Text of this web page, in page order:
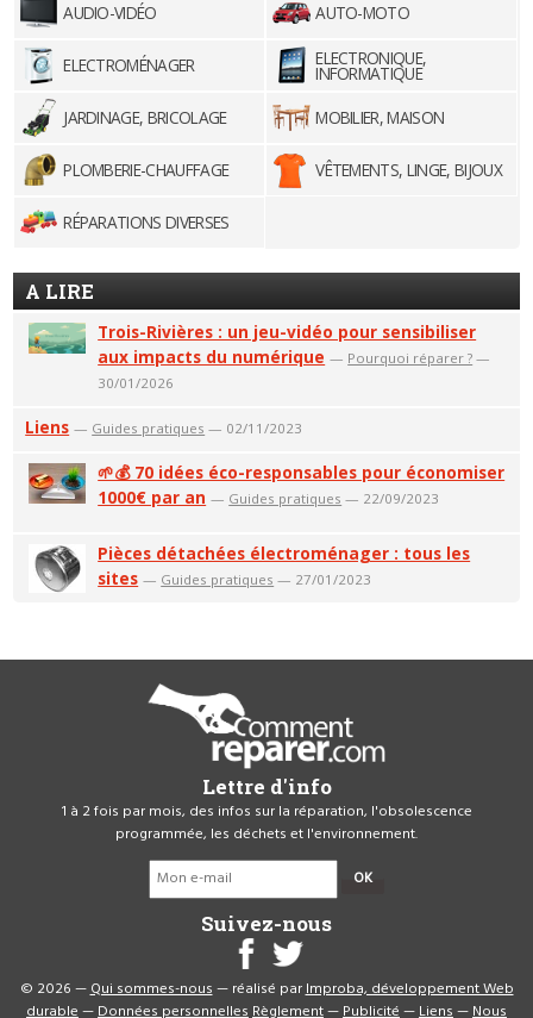
AUDIO-VIDÉO AUTO-MOTO
ELECTROMÉNAGER ELECTRONIQUE,
INFORMATIQUE
JARDINAGE, BRICOLAGE
MOBILIER, MAISON
PLOMBERIE-CHAUFFAGE VÊTEMENTS, LINGE, BIJOUX
RÉPARATIONS DIVERSES
A LIRE
Trois-Rivières : un jeu-vidéo pour sensibiliser
aux impacts du numérique — Pourquoi réparer ? —
30/01/2026
Liens — Guides pratiques — 02/11/2023
🌱💰 70 idées éco-responsables pour économiser
1000€ par an — Guides pratiques — 22/09/2023
Pièces détachées électroménager : tous les
sites — Guides pratiques — 27/01/2023
Lettre d'info
1 à 2 fois par mois, des infos sur la réparation, l'obsolescence
programmée, les déchets et l'environnement.
OK
Suivez-nous
© 2026 —Qui sommes-nous— réalisé parImproba, développement Web
durable—Données personnellesRèglement—Publicité—Liens—Nous